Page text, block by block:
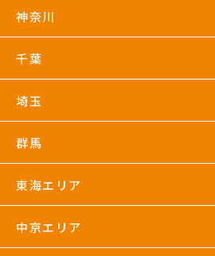
五反田24hours
下井草店新小岩店東武練馬24hours
練馬24hours
吉祥寺24hours
神奈川
千葉
蘇我24hours
埼玉
イオンモール川口店
群馬
東海エリア
浜松葵東24hours
中京エリア